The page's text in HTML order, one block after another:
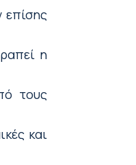
επίσης
η
τους
και